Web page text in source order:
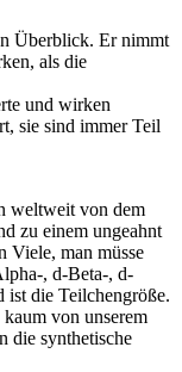
Überblick. Er nimmt
als die
und wirken
sie sind immer Teil
weltweit von dem
zu einem ungeahnt
Viele, man müsse
, d-Beta-, d-
ist die Teilchengröße.
von unserem
die synthetische